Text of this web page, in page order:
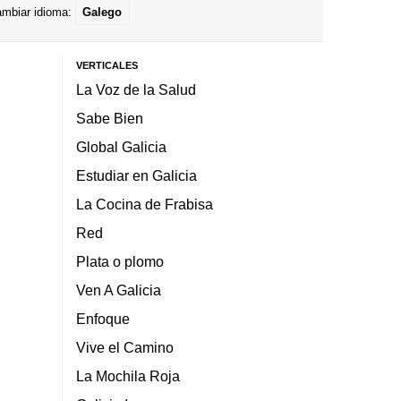
idioma: Galego
VERTICALES
La Voz de la Salud
Sabe Bien
Global Galicia
Estudiar en Galicia
La Cocina de Frabisa
Red
Plata o plomo
Ven A Galicia
Enfoque
Vive el Camino
La Mochila Roja